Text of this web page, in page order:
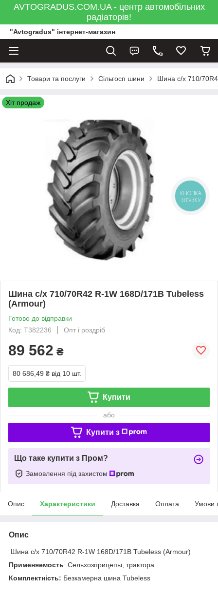
AVTOGRADUS.COM.UA - центр автомобільних
радіаторів!
"Avtogradus" інтернет-магазин
Товари та послуги Сільгосп шини Шина с/х 710/
Хіт продаж
Шина с/х 710/70R42 R-1W 168D/171B Tubeless
(Armour)
Готово до відправки
Код: T382236
Опт і роздріб
89 562 ₴
80 686,49 ₴ від 10 шт.
Купити
або
Купити з
Що таке купити з Пром?
Замовлення під захистом
Опис Характеристики Доставка Оплата Умови
Опис
Шина с/х 710/70R42 R-1W 168D/171B Tubeless (Armour)
Применяемость: Сельхозприцепы, трактора
Комплектність: Безкамерна шина Tubeless
КНОПКА
ЗВ'ЯЗКУ